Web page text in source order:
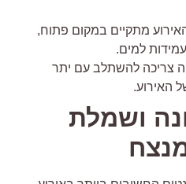
מתקיים במקום פתוח,
למים.
להשתלב עם יתר
ושמלת